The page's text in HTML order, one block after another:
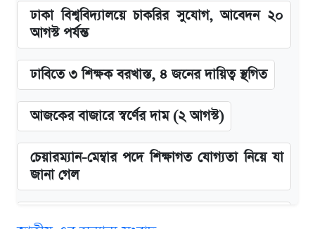
ঢাকা বিশ্ববিদ্যালয়ে চাকরির সুযোগ, আবেদন ২০
আগস্ট পর্যন্ত
ঢাবিতে ৩ শিক্ষক বরখাস্ত, ৪ জনের দায়িত্ব স্থগিত
আজকের বাজারে স্বর্ণের দাম (২ আগস্ট)
চেয়ারম্যান-মেম্বার পদে শিক্ষাগত যোগ্যতা নিয়ে যা
জানা গেল